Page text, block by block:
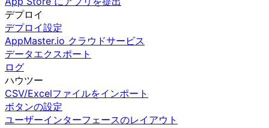
デプロイ
デプロイ設定
AppMaster.io クラウドサービス
データエクスポート
ログ
ハウツー
CSV/Excelファイルをインポート
ボタンの設定
ユーザーインターフェースのレイアウト